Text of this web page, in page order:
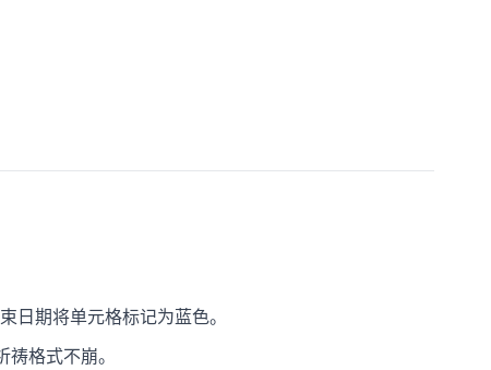
日期将单元格标记为蓝色。
格式不崩。